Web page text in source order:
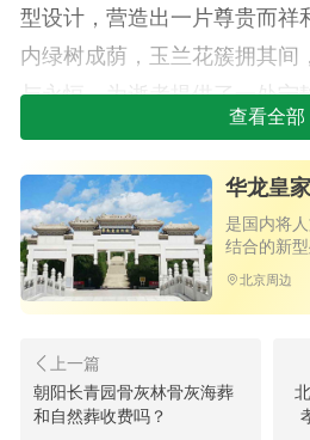
型设计，营造出一片尊贵而祥
内绿树成荫，玉兰花簇拥其间
与永恒，为逝者提供了一处宁
墓型与价格一览
卧碑系列
卧碑：简洁大气的设计风
深受青睐。卧碑平躺于地面，
境和谐相融，体现了返璞归真
新语碑系列
新语碑：创新的碑型设计
查看全部
华龙皇
是国内将
结合的新
北京周边
朝阳长青园骨灰林骨灰海葬
和自然葬收费吗？